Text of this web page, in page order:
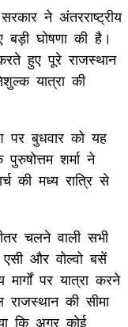
ने अंतरराष्ट्रीय
घोषणा की है।
हुए पूरे राजस्थान
यात्रा की
पर बुधवार को यह
शर्मा ने
की मध्य रात्रि से
चलने वाली सभी
और वोल्वो बसें
पर यात्रा करने
की सीमा